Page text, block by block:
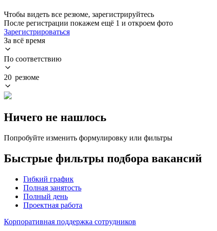
Чтобы видеть все резюме, зарегистрируйтесь
После регистрации покажем ещё 1 и откроем фото
Зарегистрироваться
За всё время
По соответствию
20 резюме
Ничего не нашлось
Попробуйте изменить формулировку или фильтры
Быстрые фильтры подбора вакансий
Гибкий график
Полная занятость
Полный день
Проектная работа
Корпоративная поддержка сотрудников